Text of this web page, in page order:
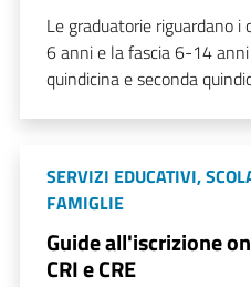
Le graduatorie riguardano
6 anni e la fascia 6-14
quindicina e seconda
SERVIZI EDUCATIVI,
FAMIGLIE
Guide all'iscrizione
CRI e CRE